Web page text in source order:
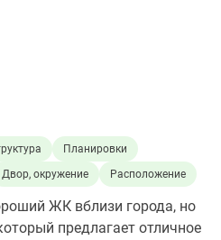
Планировки
Двор, окружение Расположение
ЖК вблизи города, но
предлагает отличное